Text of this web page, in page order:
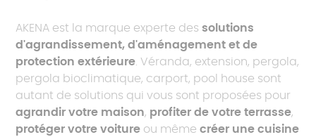
AKENA est la marque experte dessolutions
d'agrandissement, d'aménagement et de
protection extérieure . Véranda, extension, pergola,
pergola bioclimatique, carport, pool house sont
autant de solutions qui vous sont proposées pour
agrandir votre maison, profiter de votre terrasse,
protéger votre voiture ou mêmecréer une cuisine